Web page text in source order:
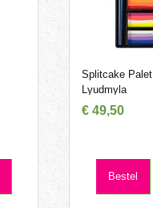
Splitcake
Lyudmyla
€ 49,50
Bestel